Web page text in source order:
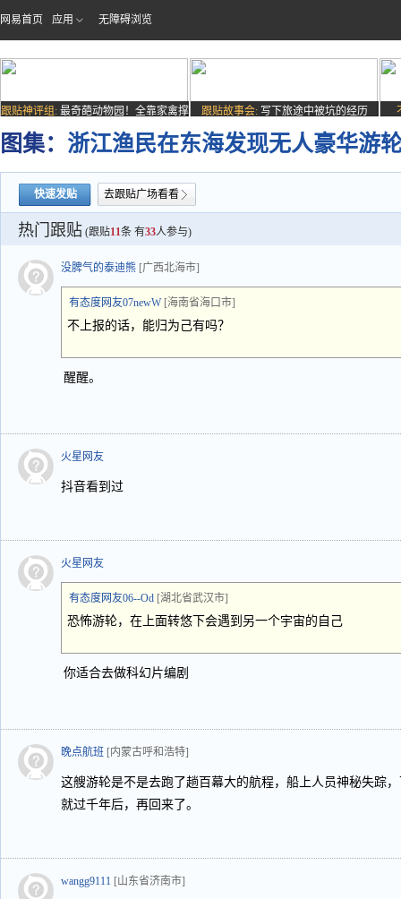
网易首页 应用 无障碍浏览
跟贴神评组: 最奇葩动物园！全靠家禽撑
场子
跟贴故事会: 写下旅途中被坑的经历
图集： 浙江渔民在东海发现无人豪华游
快速发贴 去跟贴广场看看
热门跟贴 (跟贴11条 有33人参与)
没脾气的泰迪熊 [广西北海市]
有态度网友07newW [海南省海口市]
不上报的话，能归为己有吗？
醒醒。
火星网友
抖音看到过
火星网友
有态度网友06--Od [湖北省武汉市]
恐怖游轮，在上面转悠下会遇到另一个宇宙的自己
你适合去做科幻片编剧
晚点航班 [内蒙古呼和浩特]
这艘游轮是不是去跑了趟百幕大的航程，船上人员神秘失踪
就过千年后，再回来了。
wangg9111 [山东省济南市]